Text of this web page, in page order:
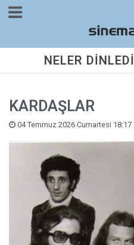
NELER
KARDAŞLAR
04 Temmuz 2026 Cumartesi 18:17